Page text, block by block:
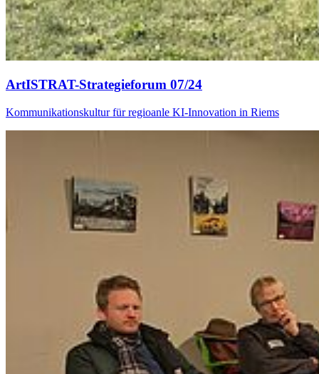
ArtISTRAT-Strategieforum 07/24
Kommunikationskultur für regioanle KI-Innovation in Riems